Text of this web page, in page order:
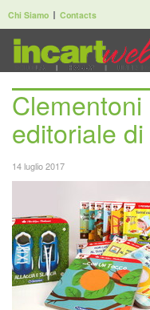
Chi Siamo Contacts
editoriale
14 luglio 2017